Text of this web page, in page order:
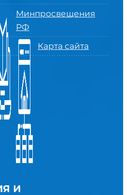
Минпросвещения
РФ
Карта сайта
И